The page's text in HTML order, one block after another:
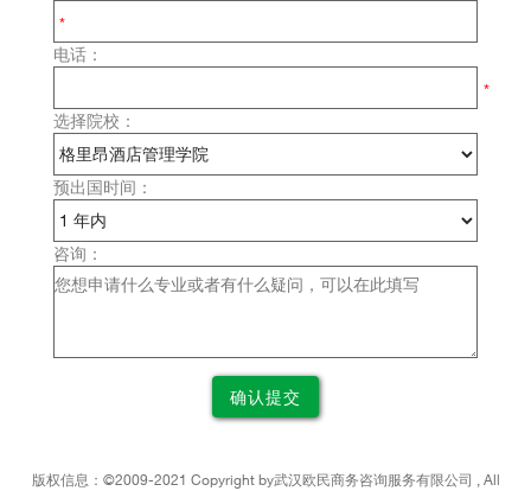
电话：
选择院校：
预出国时间：
咨询：
版权信息：©2009-2021 Copyright by武汉欧民商务咨询服务有限公司 , All